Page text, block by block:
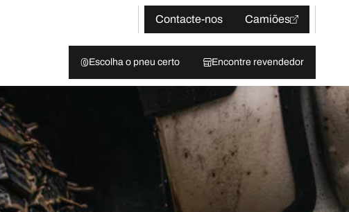
Contacte-nos
Camiões
Escolha o pneu certo Encontre revendedor